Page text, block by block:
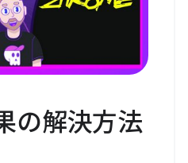
の解決方法